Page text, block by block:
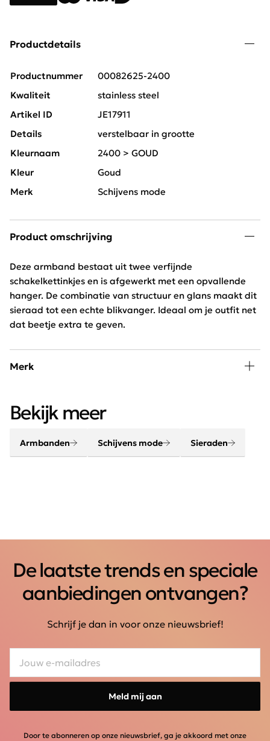
Productdetails
Productnummer
00082625-2400
Kwaliteit
stainless steel
Artikel ID
JE17911
Details
verstelbaar in grootte
Kleurnaam
2400 > GOUD
Kleur
Goud
Merk
Schijvens mode
Product omschrijving
Deze armband bestaat uit twee verfijnde
schakelkettinkjes en is afgewerkt met een opvallende
hanger. De combinatie van structuur en glans maakt dit
sieraad tot een echte blikvanger. Ideaal om je outfit net
dat beetje extra te geven.
Merk
accessoires. Maak je look compleet met onze sjaals,
riemen, sieraden en tassen.
Bekijk meer
Armbanden Schijvens mode Sieraden
De laatste trends en speciale
aanbiedingen ontvangen?
Schrijf je dan in voor onze nieuwsbrief!
Meld mij aan
Door te abonneren op onze nieuwsbrief, ga je akkoord met onze